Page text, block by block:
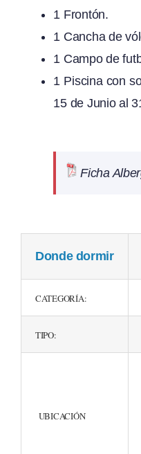
1 Frontón.
1 Cancha de
1 Campo de
1 Piscina con
15 de Junio al
Ficha
Donde dormir
CATEGORÍA:
TIPO:
UBICACIÓN